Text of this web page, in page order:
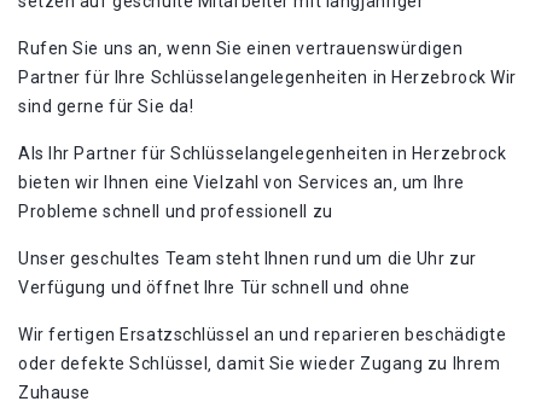
Rufen Sie uns an‚ wenn Sie einen vertrauenswürdigen
Partner für Ihre Schlüsselangelegenheiten in Herzebrock Wir
sind gerne für Sie da!​
Als Ihr Partner für Schlüsselangelegenheiten in Herzebrock
bieten wir Ihnen eine Vielzahl von Services an‚ um Ihre
Probleme schnell und professionell zu
Unser geschultes Team steht Ihnen rund um die Uhr zur
Verfügung und öffnet Ihre Tür schnell und ohne
Wir fertigen Ersatzschlüssel an und reparieren beschädigte
oder defekte Schlüssel‚ damit Sie wieder Zugang zu Ihrem
Zuhause